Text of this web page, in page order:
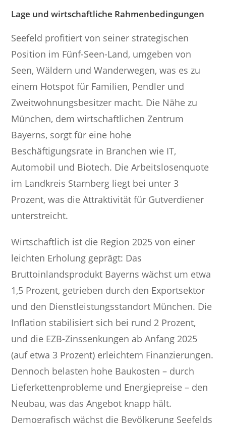
Lage und wirtschaftliche Rahmenbedingungen
Seefeld profitiert von seiner strategischen
Position im Fünf-Seen-Land, umgeben von
Seen, Wäldern und Wanderwegen, was es zu
einem Hotspot für Familien, Pendler und
Zweitwohnungsbesitzer macht. Die Nähe zu
München, dem wirtschaftlichen Zentrum
Bayerns, sorgt für eine hohe
Beschäftigungsrate in Branchen wie IT,
Automobil und Biotech. Die Arbeitslosenquote
im Landkreis Starnberg liegt bei unter 3
Prozent, was die Attraktivität für Gutverdiener
unterstreicht.
Wirtschaftlich ist die Region 2025 von einer
leichten Erholung geprägt: Das
Bruttoinlandsprodukt Bayerns wächst um etwa
1,5 Prozent, getrieben durch den Exportsektor
und den Dienstleistungsstandort München. Die
Inflation stabilisiert sich bei rund 2 Prozent,
und die EZB-Zinssenkungen ab Anfang 2025
(auf etwa 3 Prozent) erleichtern Finanzierungen.
Dennoch belasten hohe Baukosten – durch
Lieferkettenprobleme und Energiepreise – den
Neubau, was das Angebot knapp hält.
Demografisch wächst die Bevölkerung Seefelds